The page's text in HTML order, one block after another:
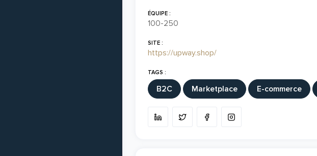
ÉQUIPE :
100-250
SITE :
https://upway.shop/
TAGS :
B2C Marketplace E-commerce